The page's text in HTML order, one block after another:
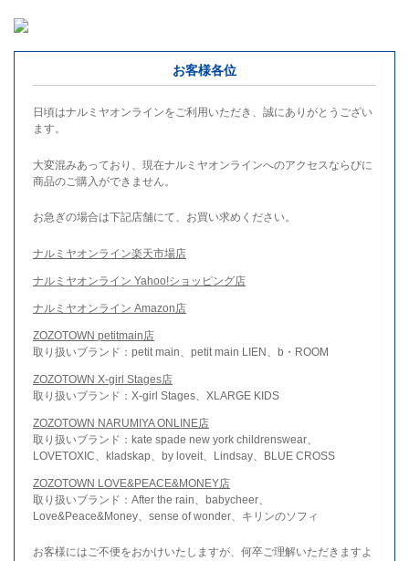
お客様各位
日頃はナルミヤオンラインをご利用いただき、誠にありがとうござい
ます。
大変混みあっており、現在ナルミヤオンラインへのアクセスならびに
商品のご購入ができません。
お急ぎの場合は下記店舗にて、お買い求めください。
ナルミヤオンライン楽天市場店
ナルミヤオンライン Yahoo!ショッピング店
ナルミヤオンライン Amazon店
ZOZOTOWN petitmain店
取り扱いブランド：petit main、petit main LIEN、b・ROOM
ZOZOTOWN X-girl Stages店
取り扱いブランド：X-girl Stages、XLARGE KIDS
ZOZOTOWN NARUMIYA ONLINE店
取り扱いブランド：kate spade new york childrenswear、
LOVETOXIC、kladskap、by loveit、Lindsay、BLUE CROSS
ZOZOTOWN LOVE&PEACE&MONEY店
取り扱いブランド：After the rain、babycheer、
Love&Peace&Money、sense of wonder、キリンのソフィ
お客様にはご不便をおかけいたしますが、何卒ご理解いただきますよ